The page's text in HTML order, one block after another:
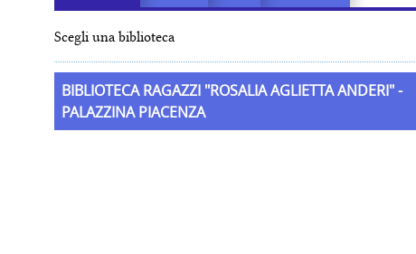
Scegli una biblioteca
BIBLIOTECA RAGAZZI "ROSALIA AGLIETTA ANDERI" -
PALAZZINA PIACENZA